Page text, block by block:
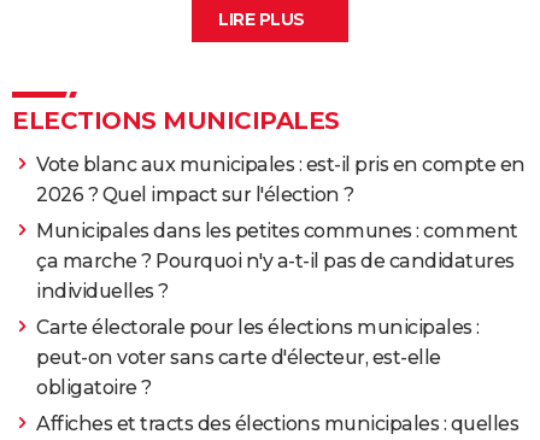
LIRE PLUS
ELECTIONS MUNICIPALES
Vote blanc aux municipales : est-il pris en compte en
2026 ? Quel impact sur l'élection ?
Municipales dans les petites communes : comment
ça marche ? Pourquoi n'y a-t-il pas de candidatures
individuelles ?
Carte électorale pour les élections municipales :
peut-on voter sans carte d'électeur, est-elle
obligatoire ?
Affiches et tracts des élections municipales : quelles